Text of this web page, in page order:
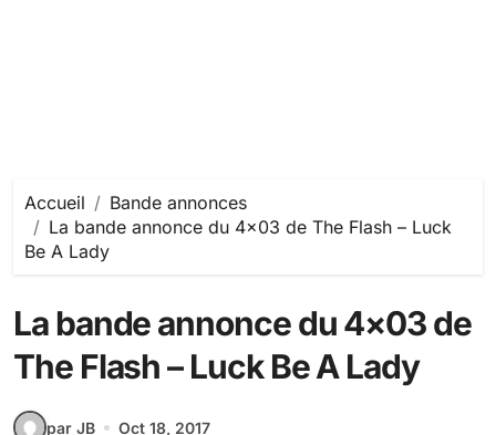
Accueil
Bande annonces
La bande annonce du 4×03 de The Flash – Luck
Be A Lady
La bande annonce du 4×03 de
The Flash – Luck Be A Lady
par JB
Oct 18, 2017